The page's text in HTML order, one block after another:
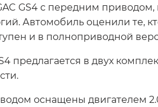
GS4 с передним
Автомобиль оценили те,
и в полноприводной
предлагается в двух
оснащены двигателем